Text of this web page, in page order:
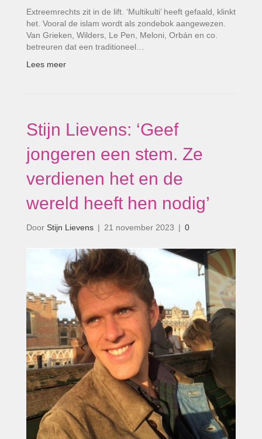
Extreemrechts zit in de lift. ‘Multikulti’ heeft gefaald, klinkt
het. Vooral de islam wordt als zondebok aangewezen.
Van Grieken, Wilders, Le Pen, Meloni, Orbán en co.
betreuren dat een traditioneel…
Lees meer
Stijn Lievens: ‘Geef
jongeren een stem. Ze
verdienen het en de
wereld heeft hen nodig’
Door Stijn Lievens | 21 november 2023 | 0